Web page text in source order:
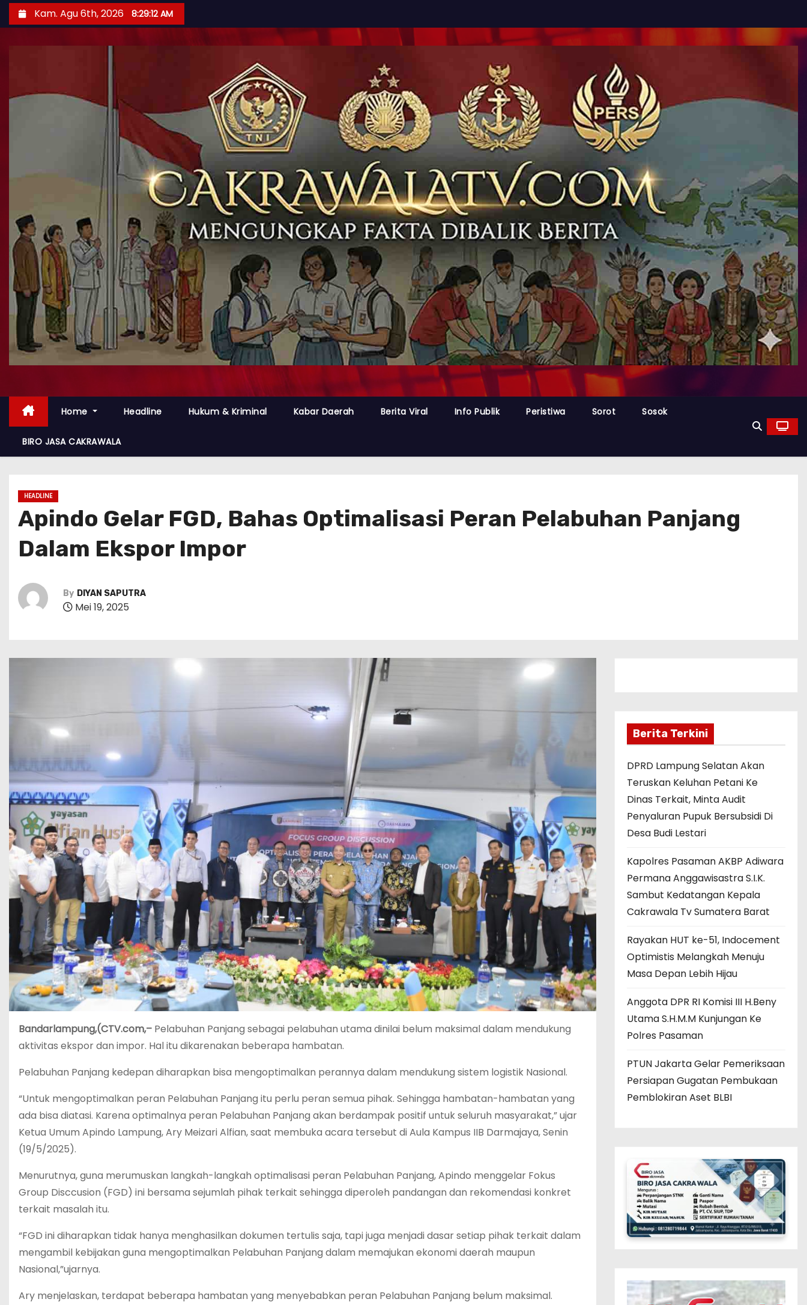
Kam. Agu 6th, 2026 8:29:13 AM
Home Headline Hukum & Kriminal Kabar Daerah Berita Viral Info Publik Peristiwa Sorot Sosok
BIRO JASA CAKRAWALA
HEADLINE
Apindo Gelar FGD, Bahas Optimalisasi Peran Pelabuhan Panjang
Dalam Ekspor Impor
By DIYAN SAPUTRA
Mei 19, 2025
Bandarlampung,(CTV.com,– Pelabuhan Panjang sebagai pelabuhan utama dinilai belum maksimal dalam mendukung
aktivitas ekspor dan impor. Hal itu dikarenakan beberapa hambatan.
Pelabuhan Panjang kedepan diharapkan bisa mengoptimalkan perannya dalam mendukung sistem logistik Nasional.
“Untuk mengoptimalkan peran Pelabuhan Panjang itu perlu peran semua pihak. Sehingga hambatan-hambatan yang
ada bisa diatasi. Karena optimalnya peran Pelabuhan Panjang akan berdampak positif untuk seluruh masyarakat,” ujar
Ketua Umum Apindo Lampung, Ary Meizari Alfian, saat membuka acara tersebut di Aula Kampus IIB Darmajaya, Senin
(19/5/2025).
Menurutnya, guna merumuskan langkah-langkah optimalisasi peran Pelabuhan Panjang, Apindo menggelar Fokus
Group Disccusion (FGD) ini bersama sejumlah pihak terkait sehingga diperoleh pandangan dan rekomendasi konkret
terkait masalah itu.
“FGD ini diharapkan tidak hanya menghasilkan dokumen tertulis saja, tapi juga menjadi dasar setiap pihak terkait dalam
mengambil kebijakan guna mengoptimalkan Pelabuhan Panjang dalam memajukan ekonomi daerah maupun
Nasional,”ujarnya.
Ary menjelaskan, terdapat beberapa hambatan yang menyebabkan peran Pelabuhan Panjang belum maksimal.
Berita Terkini
DPRD Lampung Selatan Akan
Teruskan Keluhan Petani Ke
Dinas Terkait, Minta Audit
Penyaluran Pupuk Bersubsidi Di
Desa Budi Lestari
Kapolres Pasaman AKBP Adiwara
Permana Anggawisastra S.I.K.
Sambut Kedatangan Kepala
Cakrawala Tv Sumatera Barat
Rayakan HUT ke-51, Indocement
Optimistis Melangkah Menuju
Masa Depan Lebih Hijau
Anggota DPR RI Komisi III H.Beny
Utama S.H.M.M Kunjungan Ke
Polres Pasaman
PTUN Jakarta Gelar Pemeriksaan
Persiapan Gugatan Pembukaan
Pemblokiran Aset BLBI